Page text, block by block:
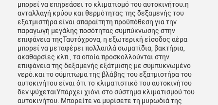
μπορεί να επηρεάσει το κλιματισμό του αυτοκινήτου.η
ανταλλαγή κρύου και θερμότητας της δεξαμενής του
εξατμιστήρα είναι απαραίτητη προϋπόθεση για την
παραγωγή μεγάλης ποσότητας συμπύκνωσης στην
επιφάνεια τηςΤαυτόχρονα, η εξωτερική είσοδος αέρα
μπορεί να μεταφέρει πολλαπλά σωματίδια, βακτήρια,
ακαθαρσίες κλπ., τα οποία προσκολλούνται στην
επιφάνεια της δεξαμενής εξάτμισης με συμπυκνωμένο
νερό.και το σύμπτωμα της βλάβης του εξατμιστήρα του
αυτοκινήτου είναι ότι το κλιματιστικό του αυτοκινήτου
δεν ψύχεταιΥπάρχει χιόνι στο σύστημα κλιματισμού του
αυτοκινήτου. Μπορείτε να μυρίσετε τη μυρωδιά της